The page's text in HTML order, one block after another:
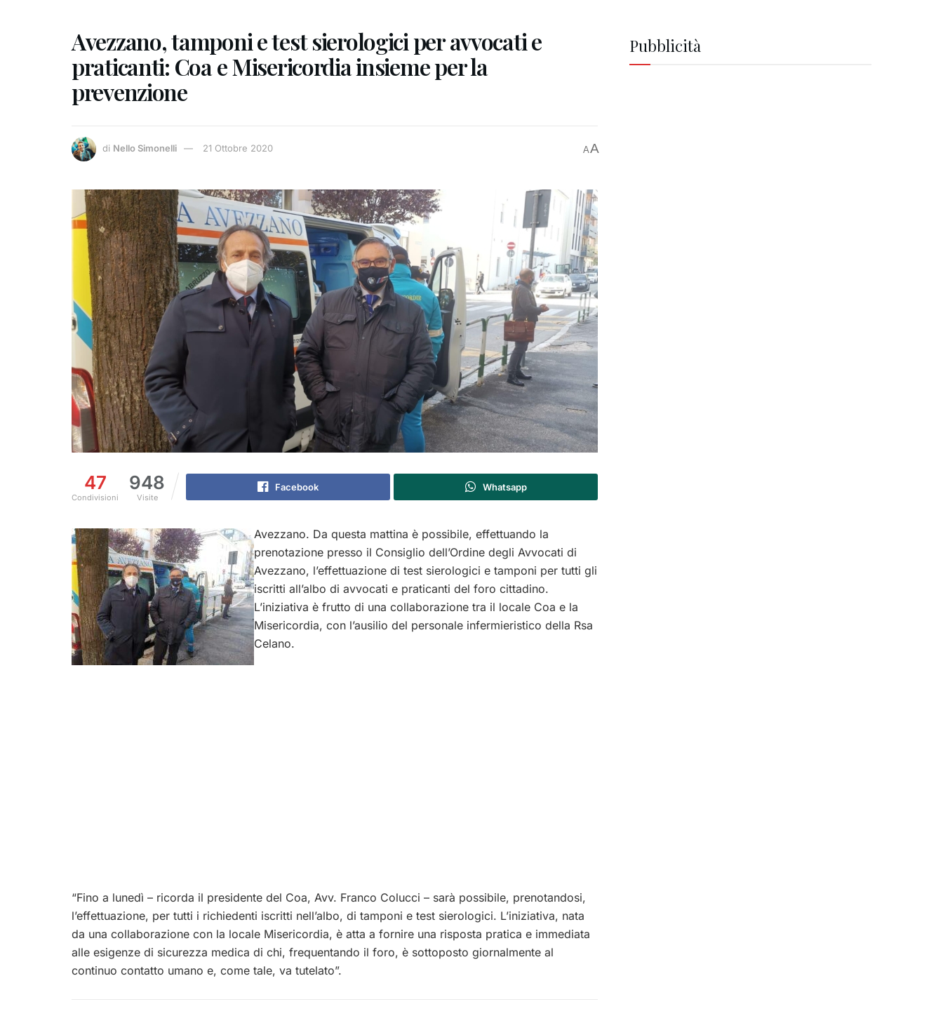
Avezzano, tamponi e test sierologici per avvocati e
praticanti: Coa e Misericordia insieme per la
prevenzione
di Nello Simonelli 21 Ottobre 2020 AA
47
Condivisioni
948
Visite
Facebook Whatsapp
Avezzano. Da questa mattina è possibile, effettuando la
prenotazione presso il Consiglio dell’Ordine degli Avvocati di
Avezzano, l’effettuazione di test sierologici e tamponi per tutti gli
iscritti all’albo di avvocati e praticanti del foro cittadino.
L’iniziativa è frutto di una collaborazione tra il locale Coa e la
Misericordia, con l’ausilio del personale infermieristico della Rsa
Celano.
“Fino a lunedì – ricorda il presidente del Coa, Avv. Franco Colucci – sarà possibile, prenotandosi,
l’effettuazione, per tutti i richiedenti iscritti nell’albo, di tamponi e test sierologici. L’iniziativa, nata
da una collaborazione con la locale Misericordia, è atta a fornire una risposta pratica e immediata
alle esigenze di sicurezza medica di chi, frequentando il foro, è sottoposto giornalmente al
continuo contatto umano e, come tale, va tutelato”.
Pubblicità